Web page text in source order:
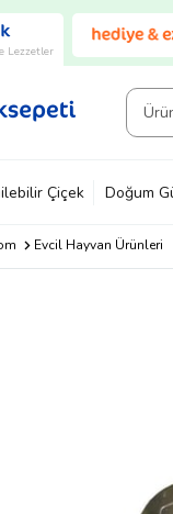
Lezzetler
Çiçek Doğum
Evcil Hayvan Ürünleri